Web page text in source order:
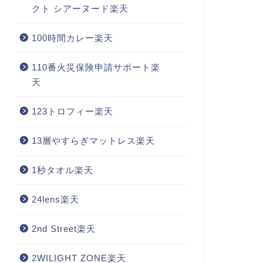
クト シアーヌード楽天
100時間カレー楽天
110番火災保険申請サポート楽
天
123トロフィー楽天
13層やすらぎマットレス楽天
1秒タオル楽天
24lens楽天
2nd Street楽天
2WILIGHT ZONE楽天